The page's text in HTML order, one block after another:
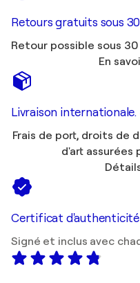
Retours gratuits sous
Retour possible sous
En
Livraison
Frais de port, droits de
d'art assurées
Certificat d'authenticité
Signé et inclus avec